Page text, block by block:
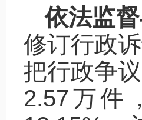
依法监
修订行政
把行政争
2.57万件